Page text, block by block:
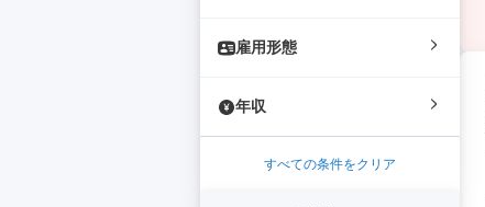
雇用形態
年収
すべての条件をクリア